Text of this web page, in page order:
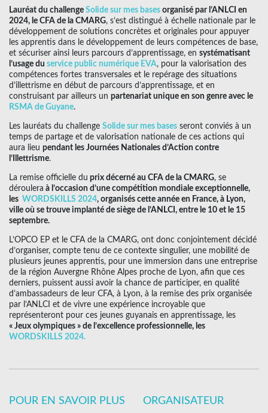
Lauréat du challenge Solide sur mes bases organisé par l’ANLCI en
2024, le CFA de la CMARG, s’est distingué à échelle nationale par le
développement de solutions concrètes et originales pour appuyer
les apprentis dans le développement de leurs compétences de base,
et sécuriser ainsi leurs parcours d’apprentissage, en systématisant
l’usage du service public numérique EVA, pour la valorisation des
compétences fortes transversales et le repérage des situations
d’illettrisme en début de parcours d’apprentissage, et en
construisant par ailleurs un partenariat unique en son genre avec le
RSMA de Guyane.
Les lauréats du challenge Solide sur mes bases seront conviés à un
temps de partage et de valorisation nationale de ces actions qui
aura lieu pendant les Journées Nationales d’Action contre
l’Illettrisme.
La remise officielle du prix décerné au CFA de la CMARG, se
déroulera à l’occasion d’une compétition mondiale exceptionnelle,
les WORDSKILLS 2024, organisés cette année en France, à Lyon,
ville où se trouve implanté de siège de l’ANLCI, entre le 10 et le 15
septembre.
L’OPCO EP et le CFA de la CMARG, ont donc conjointement décidé
d’organiser, compte tenu de ce contexte singulier, une mobilité de
plusieurs jeunes apprentis, pour une immersion dans une entreprise
de la région Auvergne Rhône Alpes proche de Lyon, afin que ces
derniers, puissent aussi avoir la chance de participer, en qualité
d’ambassadeurs de leur CFA, à Lyon, à la remise des prix organisée
par l’ANLCI et de vivre une expérience incroyable que
représenteront pour ces jeunes guyanais en apprentissage, les
« Jeux olympiques » de l’excellence professionnelle, les
WORDSKILLS 2024.
POUR EN SAVOIR PLUS ORGANISATEUR